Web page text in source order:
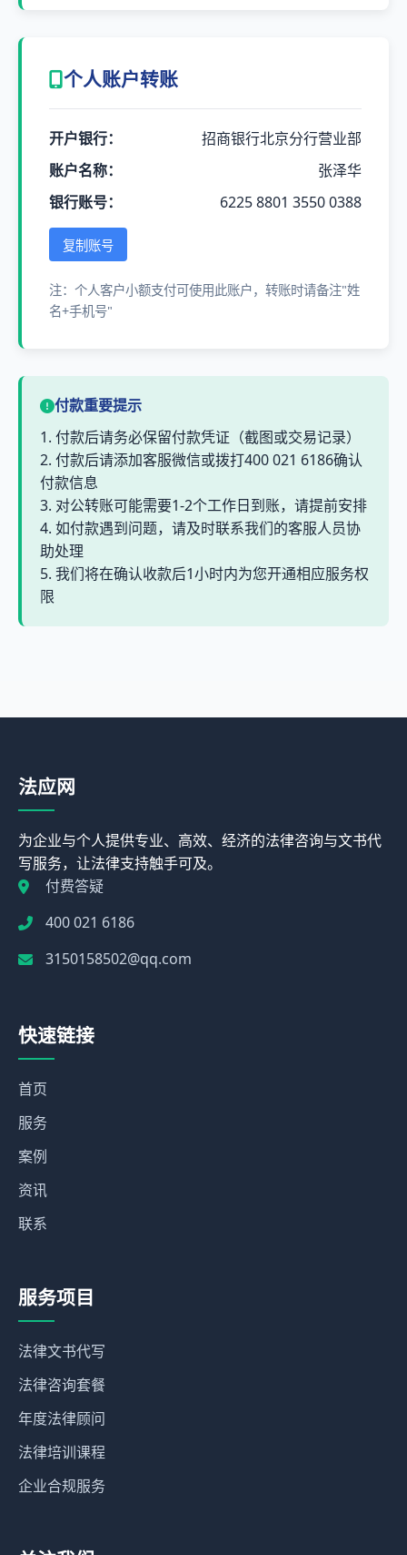
个人账户转账
开户银行：
招商银行北京分行营业部
账户名称：
张泽华
银行账号：
6225 8801 3550 0388
复制账号
注：个人客户小额支付可使用此账户，转账时请备注"姓
名+手机号"
付款重要提示
1. 付款后请务必保留付款凭证（截图或交易记录）
2. 付款后请添加客服微信或拨打400 021 6186确认
付款信息
3. 对公转账可能需要1-2个工作日到账，请提前安排
4. 如付款遇到问题，请及时联系我们的客服人员协
助处理
5. 我们将在确认收款后1小时内为您开通相应服务权
限
法应网
为企业与个人提供专业、高效、经济的法律咨询与文书代
写服务，让法律支持触手可及。
付费答疑
400 021 6186
3150158502@qq.com
快速链接
首页
服务
案例
资讯
联系
服务项目
法律文书代写
法律咨询套餐
年度法律顾问
法律培训课程
企业合规服务